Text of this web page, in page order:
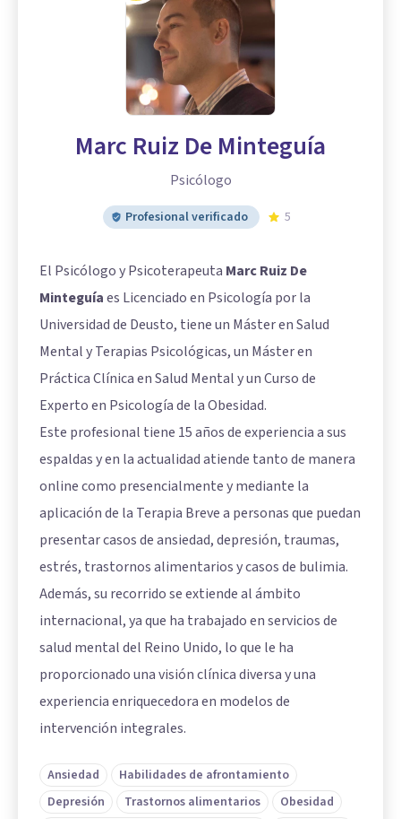
Marc Ruiz De Minteguía
Psicólogo
Profesional verificado 5
El Psicólogo y Psicoterapeuta Marc Ruiz De
Minteguíaes Licenciado en Psicología por la
Universidad de Deusto, tiene un Máster en Salud
Mental y Terapias Psicológicas, un Máster en
Práctica Clínica en Salud Mental y un Curso de
Experto en Psicología de la Obesidad.
Este profesional tiene 15 años de experiencia a sus
espaldas y en la actualidad atiende tanto de manera
online como presencialmente y mediante la
aplicación de la Terapia Breve a personas que puedan
presentar casos de ansiedad, depresión, traumas,
estrés, trastornos alimentarios y casos de bulimia.
Además, su recorrido se extiende al ámbito
internacional, ya que ha trabajado en servicios de
salud mental del Reino Unido, lo que le ha
proporcionado una visión clínica diversa y una
experiencia enriquecedora en modelos de
intervención integrales.
Ansiedad
Habilidades de afrontamiento
Depresión
Trastornos alimentarios
Obesidad